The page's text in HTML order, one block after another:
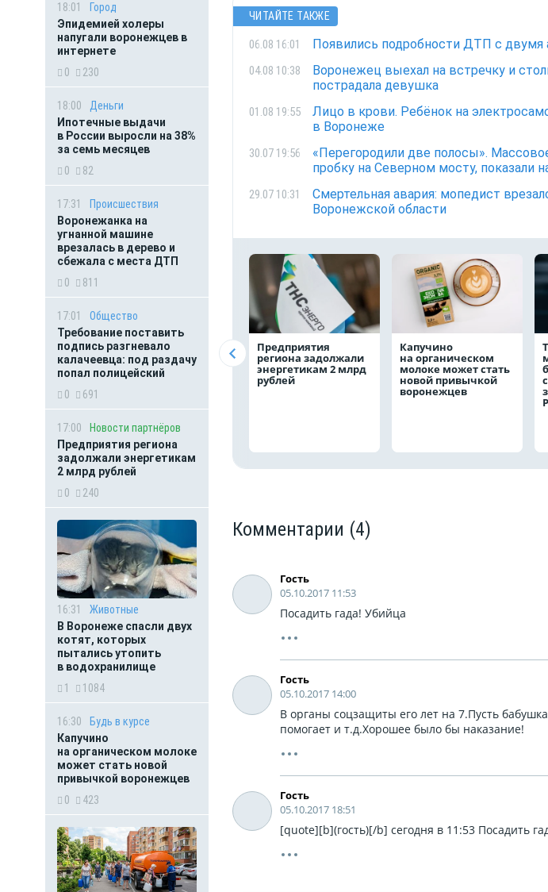
18:01
Город
Эпидемией холеры
напугали воронежцев в
интернете
0
230
18:00
Деньги
Ипотечные выдачи
в России выросли на 38%
за семь месяцев
0
82
17:31
Происшествия
Воронежанка на
угнанной машине
врезалась в дерево и
сбежала с места ДТП
0
811
17:01
Общество
Требование поставить
подпись разгневало
калачеевца: под раздачу
попал полицейский
0
691
17:00
Новости партнёров
Предприятия региона
задолжали энергетикам
2 млрд рублей
0
240
16:31
Животные
В Воронеже спасли двух
котят, которых
пытались утопить
в водохранилище
1
1084
16:30
Будь в курсе
Капучино
на органическом молоке
может стать новой
привычкой воронежцев
0
423
ЧИТАЙТЕ ТАКЖЕ
06.08 16:01 Появились подробности ДТП с
04.08 10:38
Воронежец выехал на встречку и
пострадала девушка
01.08 19:55
Лицо в крови. Ребёнок на
в Воронеже
30.07 19:56
«Перегородили две полосы».
пробку на Северном мосту, показали
29.07 10:31
Смертельная авария: мопедист
Воронежской области
Предприятия
региона задолжали
энергетикам 2 млрд
рублей
Капучино
на органическом
молоке может стать
новой привычкой
воронежцев
Комментарии (4)
Гость
05.10.2017 11:53
Посадить гада! Убийца
Гость
05.10.2017 14:00
В органы соцзащиты его лет на 7.Пусть
помогает и т.д.Хорошее было бы наказание!
Гость
05.10.2017 18:51
[quote][b](гость)[/b] сегодня в 11:53 Посадить